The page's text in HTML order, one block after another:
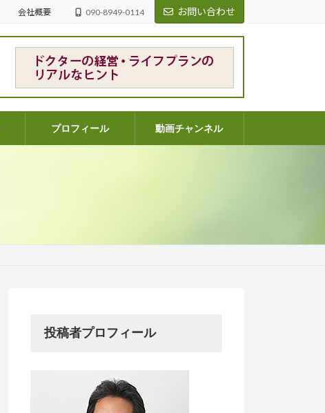
会社概要 090-8949-0114 お問い合わせ
プロフィール 動画チャンネル
投稿者プロフィール